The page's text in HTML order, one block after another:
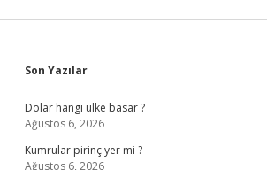
Sidebar
Son Yazılar
Dolar hangi ülke basar ?
Ağustos 6, 2026
Kumrular pirinç yer mi ?
Ağustos 6, 2026